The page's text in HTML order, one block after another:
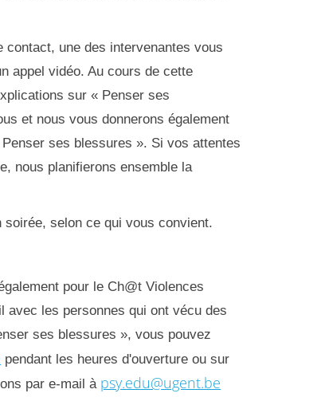
une des intervenantes vous
appel vidéo. Au cours de cette
sur « Penser ses
et nous vous donnerons également
ses blessures ». Si vos attentes
nous planifierons ensemble la
selon ce qui vous convient.
pour le Ch@t Violences
avec les personnes qui ont vécu des
ses blessures », vous pouvez
pendant les heures d'ouverture ou sur
par e-mail à psy.edu@ugent.be